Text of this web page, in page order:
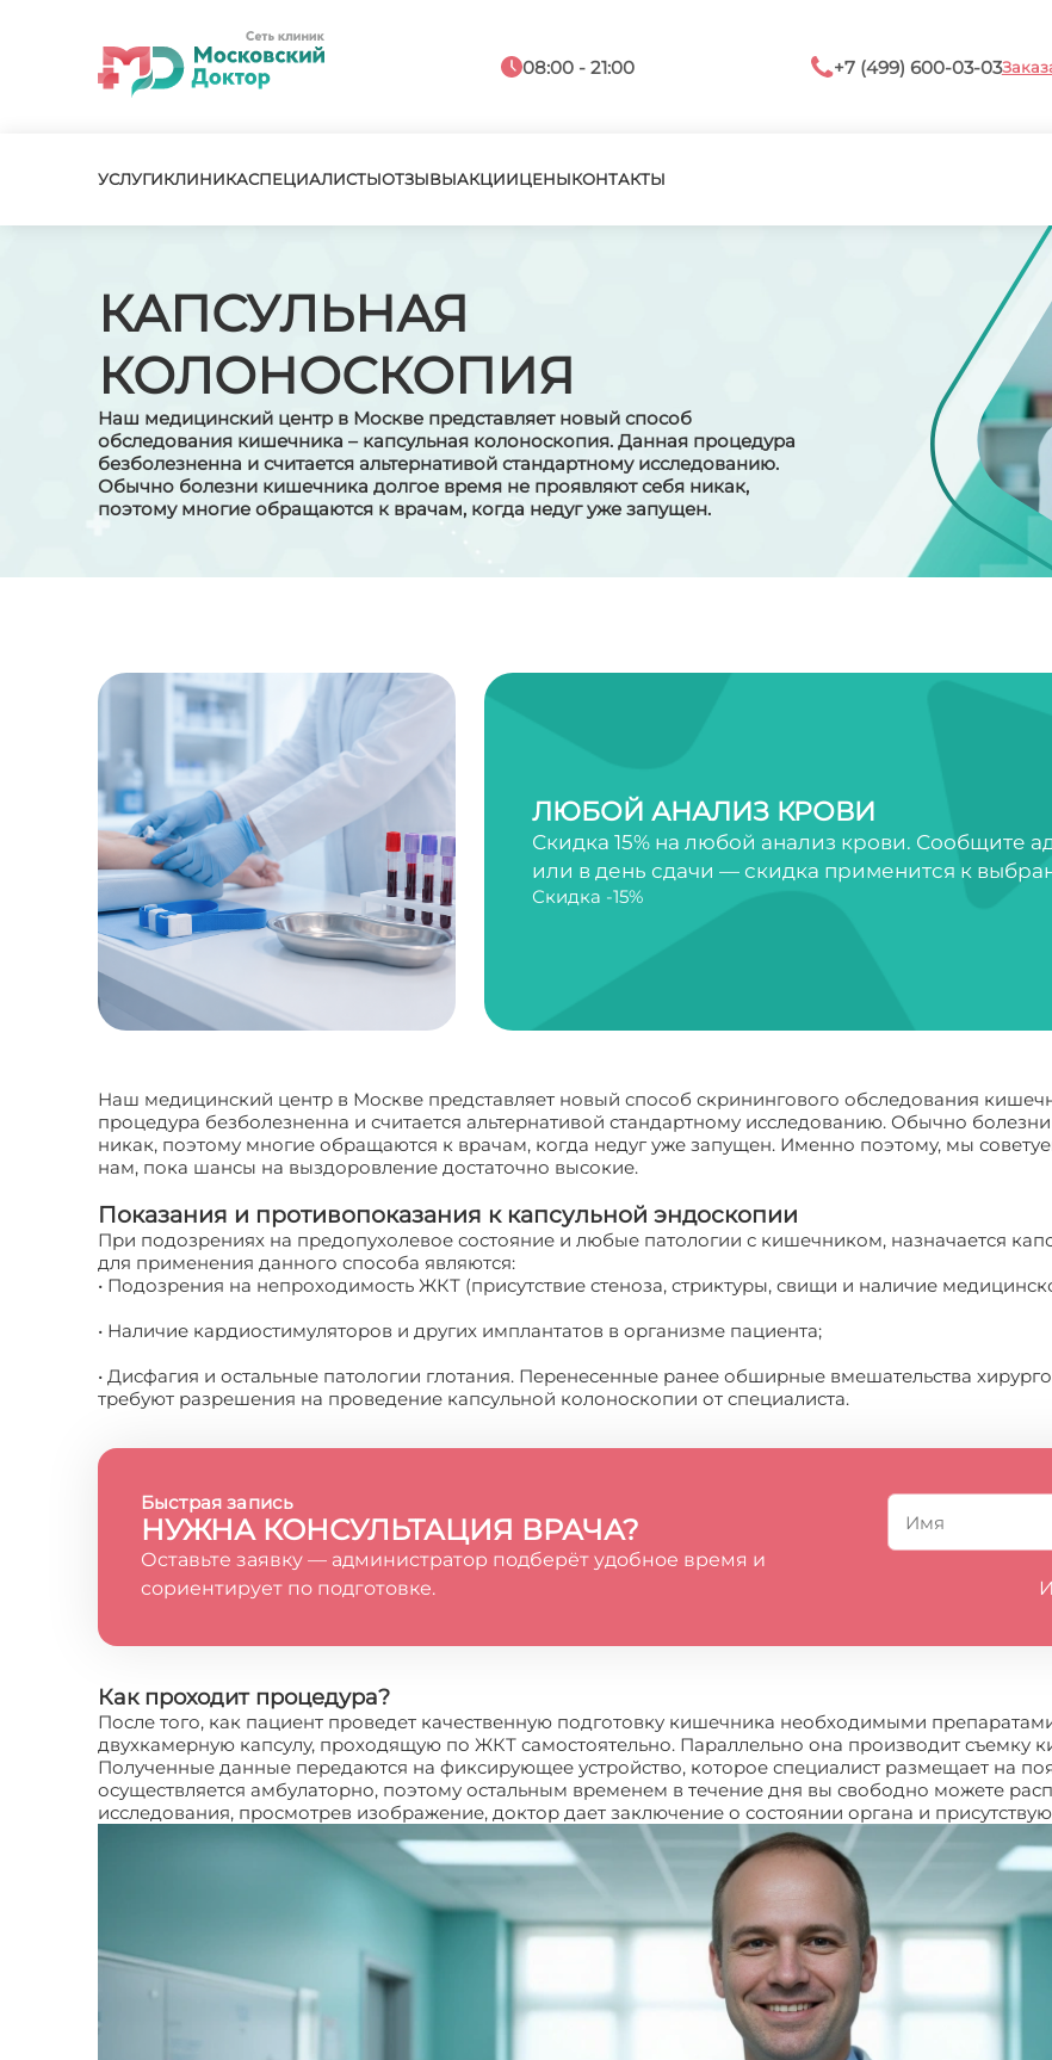
08:00 - 21:00 +7 (499) 600-03-03
УСЛУГИКЛИНИКАСПЕЦИАЛИСТЫОТЗЫВЫАКЦИИЦЕНЫКОНТАКТЫ
КАПСУЛЬНАЯ
КОЛОНОСКОПИЯ
Наш медицинский центр в Москве представляет новый способ
обследования кишечника – капсульная колоноскопия. Данная процедура
безболезненна и считается альтернативой стандартному исследованию.
Обычно болезни кишечника долгое время не проявляют себя никак,
поэтому многие обращаются к врачам, когда недуг уже запущен.
ЛЮБОЙ АНАЛИЗ КРОВИ
Скидка 15% на любой анализ крови. Сообщите
или в день сдачи — скидка применится к
Скидка -15%
Наш медицинский центр в Москве представляет новый способ скринингового обследования
процедура безболезненна и считается альтернативой стандартному исследованию. Обычно
никак, поэтому многие обращаются к врачам, когда недуг уже запущен. Именно поэтому, мы
нам, пока шансы на выздоровление достаточно высокие.
Показания и противопоказания к капсульной эндоскопии
При подозрениях на предопухолевое состояние и любые патологии с кишечником, назначается
для применения данного способа являются:
• Подозрения на непроходимость ЖКТ (присутствие стеноза, стриктуры, свищи и наличие
• Наличие кардиостимуляторов и других имплантатов в организме пациента;
• Дисфагия и остальные патологии глотания. Перенесенные ранее обширные вмешательства
требуют разрешения на проведение капсульной колоноскопии от специалиста.
Быстрая запись
НУЖНА КОНСУЛЬТАЦИЯ ВРАЧА?
Оставьте заявку — администратор подберёт удобное время и
сориентирует по подготовке.
Как проходит процедура?
После того, как пациент проведет качественную подготовку кишечника необходимыми
двухкамерную капсулу, проходящую по ЖКТ самостоятельно. Параллельно она производит съемку
Полученные данные передаются на фиксирующее устройство, которое специалист размещает на
осуществляется амбулаторно, поэтому остальным временем в течение дня вы свободно можете
исследования, просмотрев изображение, доктор дает заключение о состоянии органа и